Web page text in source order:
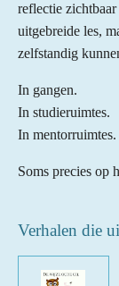
reflectie
uitgebreide les,
zelfstandig
In gangen.
In studieruimtes.
In mentorruimtes.
Soms precies op
Verhalen die